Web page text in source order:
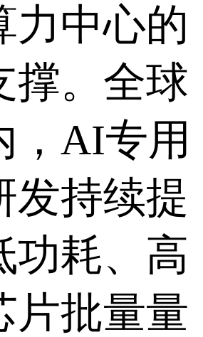
力中心的
撑。全球
，AI专用
发持续提
功耗、高
片批量量